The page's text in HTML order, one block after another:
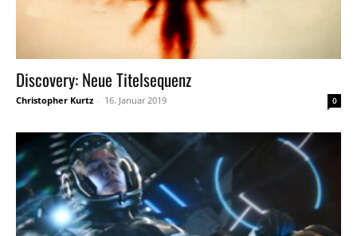
Discovery: Neue Titelsequenz
Christopher Kurtz - 16. Januar 2019 0